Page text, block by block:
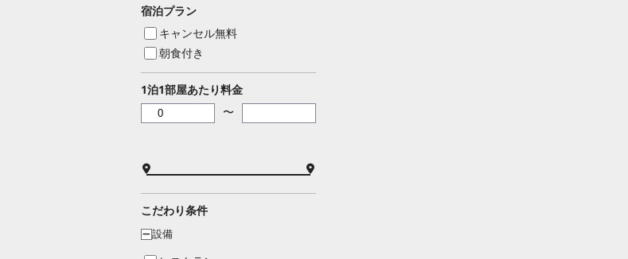
宿泊プラン
キャンセル無料
朝食付き
1泊1部屋あたり料金
〜
こだわり条件
ー
設備